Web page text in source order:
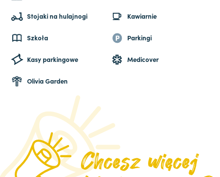
Stojaki na hulajnogi Kawiarnie
Szkoła Parkingi
Kasy parkingowe Medicover
Olivia Garden